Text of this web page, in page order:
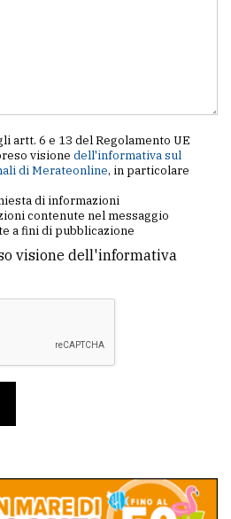
artt. 6 e 13 del Regolamento UE
visione dell'informativa sul
di Merateonline, in particolare
di informazioni
contenute nel messaggio
a fini di pubblicazione
visione dell'informativa